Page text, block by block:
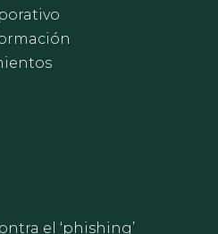
y
el ‘phishing’